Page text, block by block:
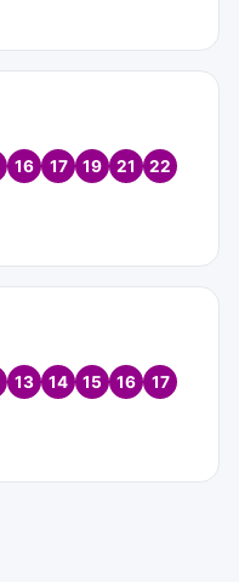
16 17 19 21
22
13 14 15 16
17